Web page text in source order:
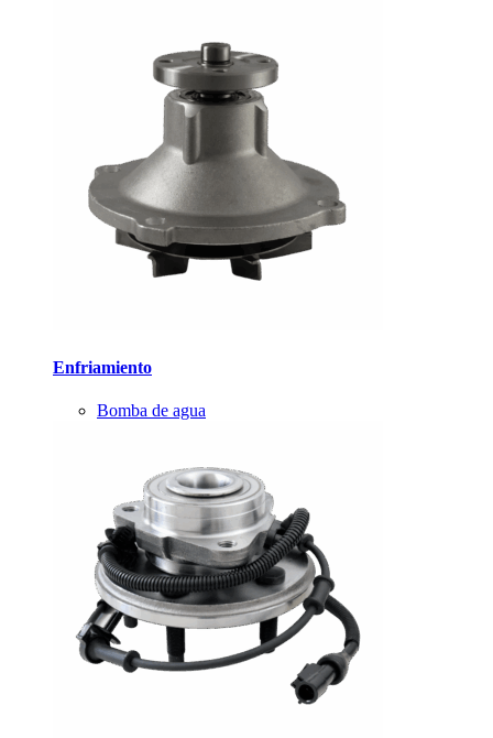
Enfriamiento
Bomba de agua